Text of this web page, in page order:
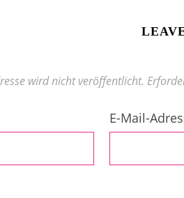
wird nicht veröffentlicht.
E-Mail-